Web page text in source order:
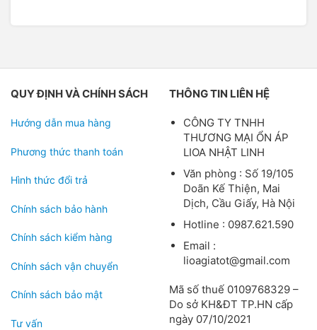
QUY ĐỊNH VÀ CHÍNH SÁCH
Hướng dẫn mua hàng
Phương thức thanh toán
Hình thức đổi trả
Chính sách bảo hành
Chính sách kiểm hàng
Chính sách vận chuyển
Chính sách bảo mật
Tư vấn
THÔNG TIN LIÊN HỆ
CÔNG TY TNHH
THƯƠNG MẠI ỔN ÁP
LIOA NHẬT LINH
Văn phòng : Số 19/105
Doãn Kế Thiện, Mai
Dịch, Cầu Giấy, Hà Nội
Hotline : 0987.621.590
Email :
lioagiatot@gmail.com
Mã số thuế 0109768329 –
Do sở KH&ĐT TP.HN cấp
ngày 07/10/2021